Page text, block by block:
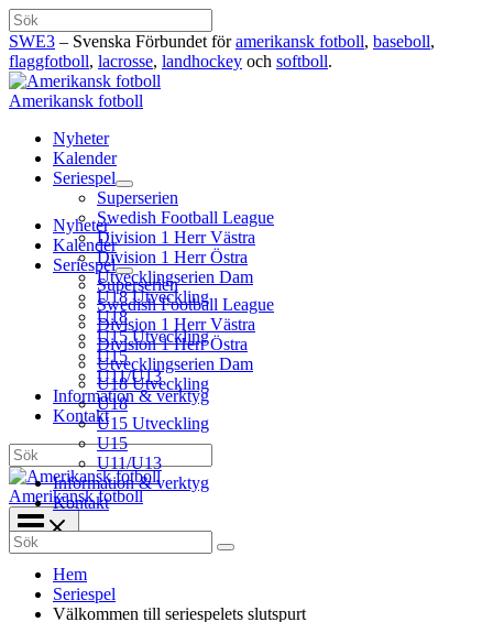
Hoppa
till
innehåll
Sök
SWE3 – Svenska Förbundet föramerikansk fotboll, baseboll,
flaggfotboll, lacrosse, landhockey och softboll.
Amerikansk fotboll
Nyheter
Kalender
Seriespel
Superserien
Swedish Football League
Division 1 Herr Västra
Division 1 Herr Östra
Utvecklingserien Dam
U18 Utveckling
U18
U15 Utveckling
U15
U11/U13
Information & verktyg
Kontakt
Sök
Amerikansk fotboll
Nyheter
Kalender
Seriespel
Superserien
Swedish Football League
Division 1 Herr Västra
Division 1 Herr Östra
Utvecklingserien Dam
U18 Utveckling
U18
U15 Utveckling
U15
U11/U13
Information & verktyg
Kontakt
Search
for:
Hem
Seriespel
Välkommen till seriespelets slutspurt